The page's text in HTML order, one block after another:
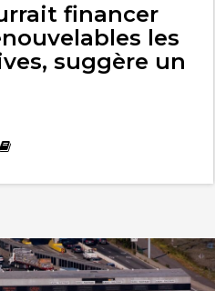
financer
les
suggère un